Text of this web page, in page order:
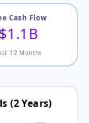
Cash Flow
$1.1B
12 Months
(2 Years)